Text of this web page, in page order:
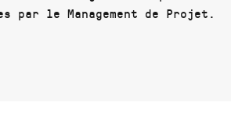
par le Management de Projet.